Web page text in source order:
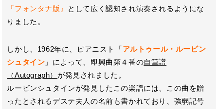
『フォンタナ版』
として広く認知され演奏されるようにな
りました。
しかし、1962年に、ピアニスト「アルトゥール・ルービン
シュタイン 」によって、即興曲第４番の自筆譜
（Autograph） が発見されました。
ルービンシュタインが発見したこの楽譜には、この曲を贈
ったとされるデステ夫人の名前も書かれており、強弱記号